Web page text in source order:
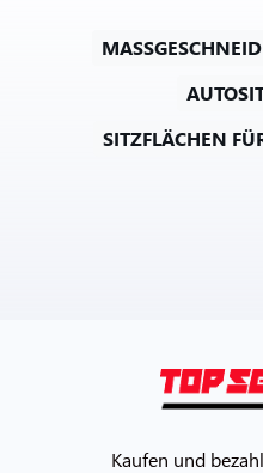
SITZFLÄCHEN
Kaufen und